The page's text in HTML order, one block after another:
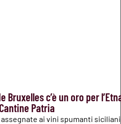
Bruxelles c’è un oro per
Patria
assegnate ai vini spumanti